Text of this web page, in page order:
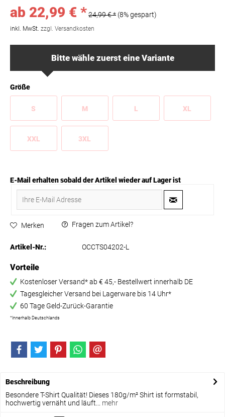
ab 22,99 € *24,99 € * (8% gespart)
inkl. MwSt. zzgl. Versandkosten
Bitte wähle zuerst eine Variante
Größe
S M L XL
XXL 3XL
E-Mail erhalten sobald der Artikel wieder auf Lager ist
Merken Fragen zum Artikel?
Artikel-Nr.: OCCTS04202-L
Vorteile
Kostenloser Versand* ab € 45,- Bestellwert innerhalb DE
Tagesgleicher Versand bei Lagerware bis 14 Uhr*
60 Tage Geld-Zurück-Garantie
*Innerhalb Deutschlands
Beschreibung
Besondere T-Shirt Qualität! Dieses 180g/m² Shirt ist formstabil,
hochwertig vernäht und läuft...
mehr